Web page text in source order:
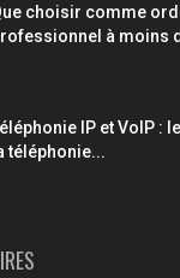
choisir comme
à moins
IP et VoIP :
téléphonie...